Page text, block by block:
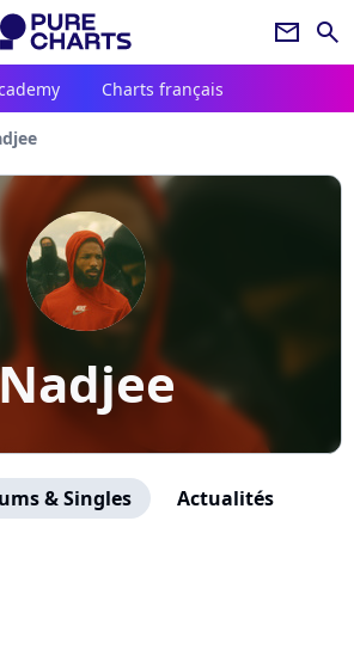
newsletter search
Charts français
& Singles Actualités